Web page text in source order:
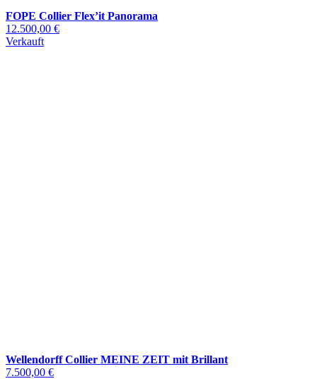
FOPE Collier Flex’it Panorama
12.500,00 €
Verkauft
Wellendorff Collier MEINE ZEIT mit Brillant
7.500,00 €